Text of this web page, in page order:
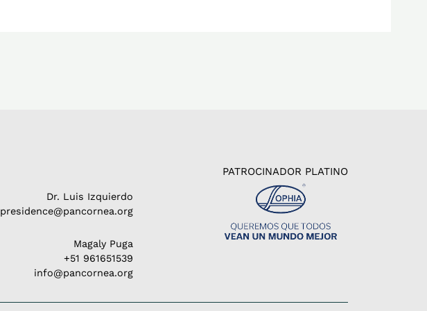
Dr. Luis Izquierdo
presidence@pancornea.org
Magaly Puga
+51 961651539
info@pancornea.org
PATROCINADOR PLATINO